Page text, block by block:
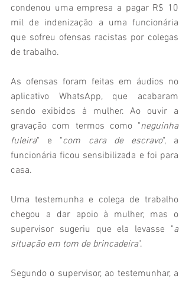
condenou uma empresa a pagar R$ 10
mil de indenização a uma funcionária
que sofreu ofensas racistas por colegas
de trabalho.
As ofensas foram feitas em áudios no
aplicativo WhatsApp, que acabaram
sendo exibidos à mulher. Ao ouvir a
gravação com termos como "neguinha
fuleira" e "com cara de escravo", a
funcionária ficou sensibilizada e foi para
casa.
Uma testemunha e colega de trabalho
chegou a dar apoio à mulher, mas o
supervisor sugeriu que ela levasse "a
situação em tom de brincadeira".
Segundo o supervisor, ao testemunhar, a